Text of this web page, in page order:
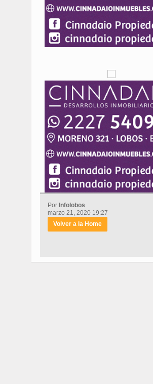
Por Infolobos
marzo 21, 2020 19:27
Volver a la Home